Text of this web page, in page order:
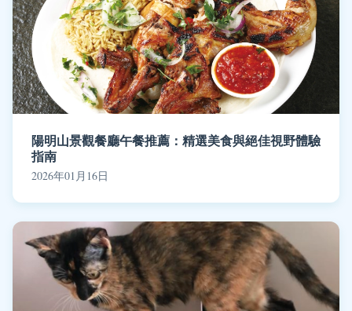
陽明山景觀餐廳午餐推薦：精選美食與絕佳視野體驗
指南
2026年01月16日